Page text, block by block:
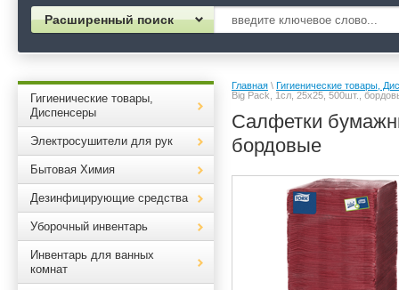
Расширенный поиск
Гигиенические товары,
Диспенсеры
Электросушители для рук
Бытовая Химия
Дезинфицирующие средства
Уборочный инвентарь
Инвентарь для ванных
комнат
Главная \ Гигиенические товары,
Big Pack, 1сл, 25х25, 500шт.,
Салфетки
бордовые